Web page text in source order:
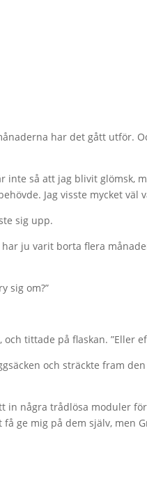
har det gått utför.
så att jag blivit glömsk,
Jag visste mycket väl
sig upp.
ju varit borta flera
sig om?”
tittade på flaskan. ”Eller
och sträckte fram
in några trådlösa moduler
ge mig på dem själv, men